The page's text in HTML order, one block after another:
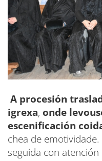
A procesión
igrexa, onde
escenificación
chea de
seguida con